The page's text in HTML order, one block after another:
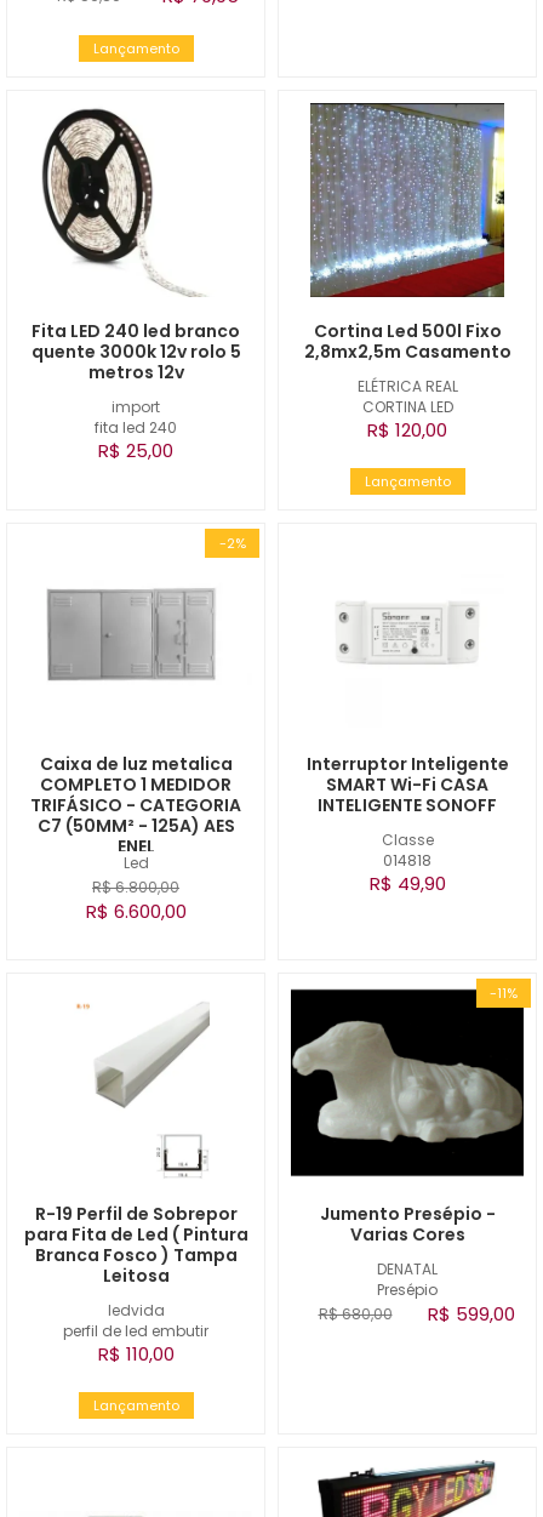
Lançamento
import
fita led 240
Fita LED 240 led branco
quente 3000k 12v rolo 5
metros 12v
R$ 25,00
ELÉTRICA REAL
CORTINA LED
Cortina Led 500l Fixo
2,8mx2,5m Casamento
R$ 120,00
Lançamento
-2%
Led
Caixa de luz metalica
COMPLETO 1 MEDIDOR
TRIFÁSICO - CATEGORIA
C7 (50MM² - 125A) AES
ENEL
R$ 6.800,00
R$ 6.600,00
Classe
014818
Interruptor Inteligente
SMART Wi-Fi CASA
INTELIGENTE SONOFF
R$ 49,90
ledvida
perfil de led embutir
R-19 Perfil de Sobrepor
para Fita de Led ( Pintura
Branca Fosco ) Tampa
Leitosa
R$ 110,00
Lançamento
-11%
DENATAL
Presépio
Jumento Presépio -
Varias Cores
R$ 680,00 R$ 599,00